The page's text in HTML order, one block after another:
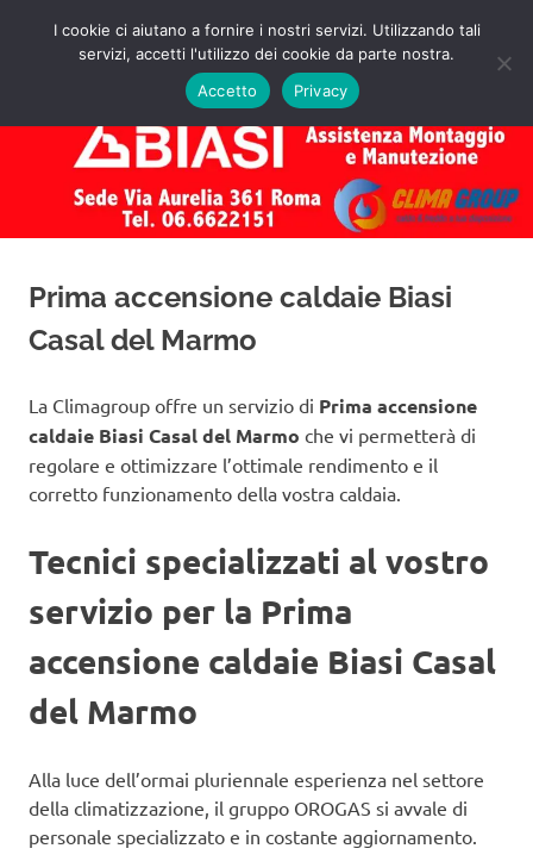
Assistenza
Caldaie
Biasi
Roma
Preventivo!
MENU
Prima accensione caldaie Biasi
Casal del Marmo
La Climagroup offre un servizio di Prima accensione
caldaie Biasi Casal del Marmo che vi permetterà di
regolare e ottimizzare l’ottimale rendimento e il
corretto funzionamento della vostra caldaia.
Tecnici specializzati al vostro
servizio per la Prima
accensione caldaie Biasi Casal
del Marmo
Alla luce dell’ormai pluriennale esperienza nel settore
della climatizzazione, il gruppo OROGAS si avvale di
personale specializzato e in costante aggiornamento.
I cookie ci aiutano a fornire i nostri servizi. Utilizzando tali
servizi, accetti l'utilizzo dei cookie da parte nostra.
Accetto
Privacy